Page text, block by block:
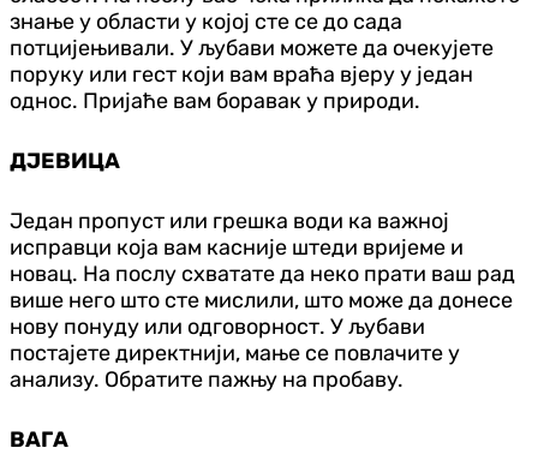
знање у области у којој сте се до сада
потцијењивали. У љубави можете да очекујете
поруку или гест који вам враћа вјеру у један
однос. Пријаће вам боравак у природи.
Д‌ЈЕВИЦА
Један пропуст или грешка води ка важној
исправци која вам касније штеди вријеме и
новац. На послу схватате да неко прати ваш рад
више него што сте мислили, што може да донесе
нову понуду или одговорност. У љубави
постајете директнији, мање се повлачите у
анализу. Обратите пажњу на пробаву.
ВАГА